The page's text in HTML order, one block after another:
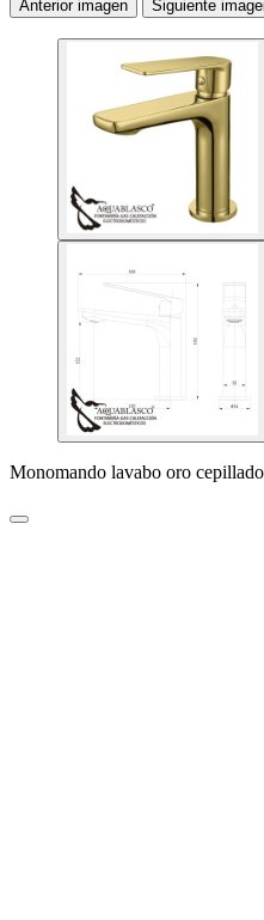
Anterior imagen Siguiente
Monomando lavabo oro